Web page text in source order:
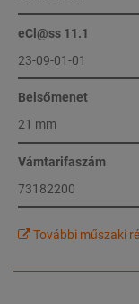
eCl@ss 11.1
23-09-01-01
Belsőmenet
21 mm
Vámtarifaszám
73182200
További műszaki